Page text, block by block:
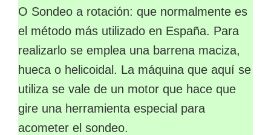
O Sondeo a rotación: que normalmente es
el método más utilizado en España. Para
realizarlo se emplea una barrena maciza,
hueca o helicoidal. La máquina que aquí se
utiliza se vale de un motor que hace que
gire una herramienta especial para
acometer el sondeo.